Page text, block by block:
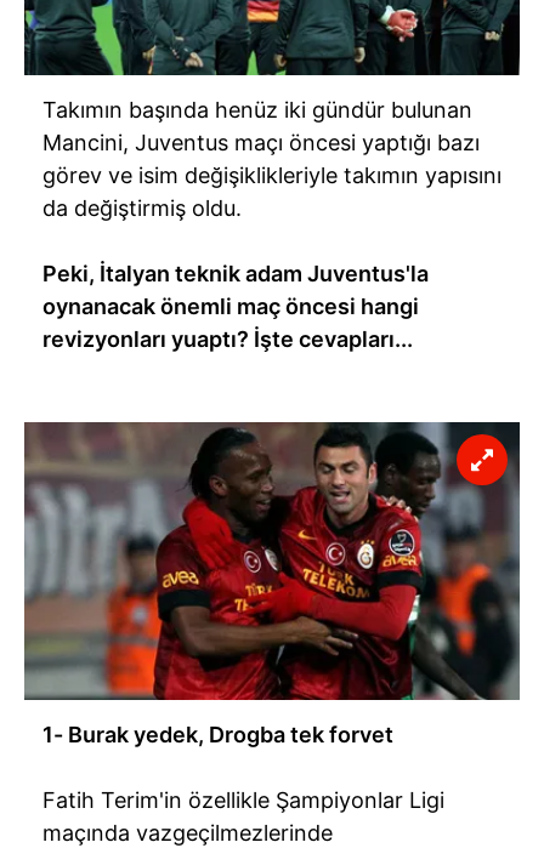
Takımın başında henüz iki gündür bulunan
Mancini, Juventus maçı öncesi yaptığı bazı
görev ve isim değişiklikleriyle takımın yapısını
da değiştirmiş oldu.
Peki, İtalyan teknik adam Juventus'la
oynanacak önemli maç öncesi hangi
revizyonları yuaptı? İşte cevapları...
1- Burak yedek, Drogba tek forvet
Fatih Terim'in özellikle Şampiyonlar Ligi
maçında vazgeçilmezlerinde